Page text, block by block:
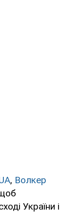
, Волкер
України і